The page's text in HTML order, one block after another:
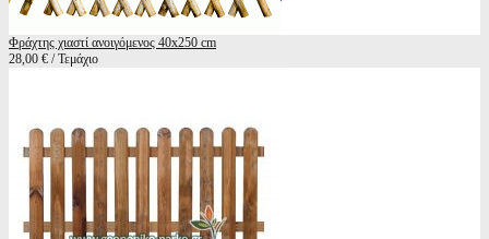
Φράχτης χιαστί ανοιγόμενος 40x250 cm
28,00 € / Τεμάχιο